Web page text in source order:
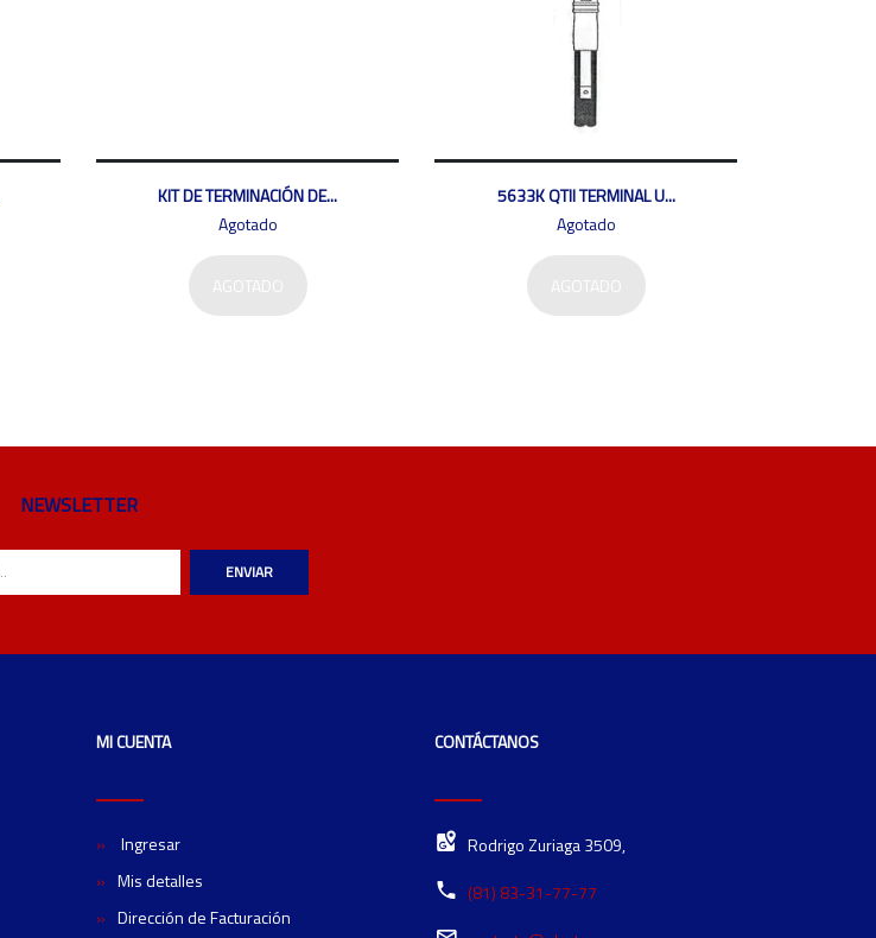
KIT DE TERMINACIÓN DE...
Agotado
5633K QTII TERMINAL U...
Agotado
NEWSLETTER
ENVIAR
MI CUENTA
Ingresar
Mis detalles
Dirección de Facturación
CONTÁCTANOS
Rodrigo Zuriaga 3509,
(81) 83-31-77-77